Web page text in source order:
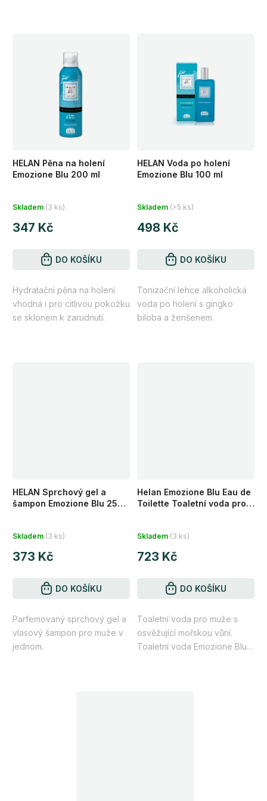
HELAN Pěna na holení
Emozione Blu 200 ml
hodnocení
produktu
5
hvězdiček.
Skladem (3 ks)
347 Kč
DO KOŠÍKU
Hydratační pěna na holení
vhodná i pro citlivou pokožku
se sklonem k zarudnutí.
HELAN Voda po holení
Emozione Blu 100 ml
hodnocení
produktu
5
hvězdiček.
Skladem (>5 ks)
498 Kč
DO KOŠÍKU
Tonizační lehce alkoholická
voda po holení s gingko
biloba a ženšenem.
HELAN Sprchový gel a
šampon Emozione Blu 250
hodnocení
produktu
5
hvězdiček.
Skladem (3 ks)
373 Kč
DO KOŠÍKU
Parfemovaný sprchový gel a
vlasový šampon pro muže v
jednom.
Helan Emozione Blu Eau de
Toilette Toaletní voda pro
hodnocení
produktu
5
hvězdiček.
Skladem (3 ks)
723 Kč
DO KOŠÍKU
Toaletní voda pro muže s
osvěžující mořskou vůní.
Toaletní voda Emozione Blu...